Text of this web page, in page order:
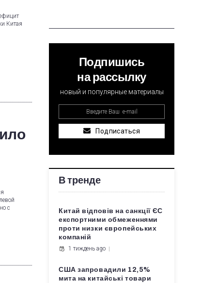
Китая
с
Подпишись
на рассылку
новый и популярные материалы
Подписаться
В тренде
Китай відповів на санкції ЄС
експортними обмеженнями
проти низки європейських
компаній
1 тиждень ago
США запровадили 12,5%
мита на китайські товари